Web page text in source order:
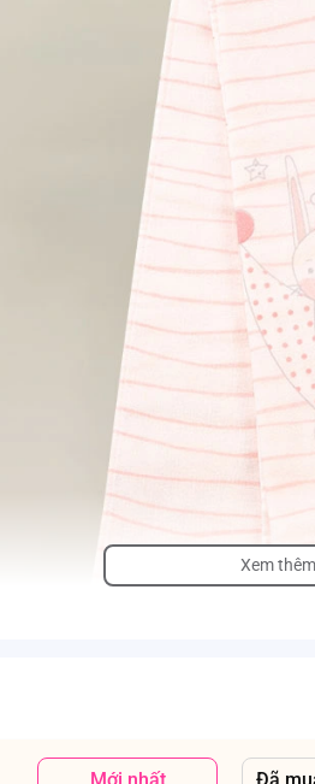
Xem thêm